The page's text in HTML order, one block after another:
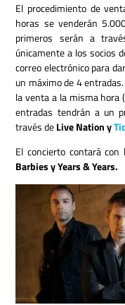
El procedimiento de
horas se venderán
primeros serán a
únicamente a los socios
correo electrónico para
un máximo de 4
la venta a la misma hora
entradas tendrán a un
través deLive Nation y
El concierto contará
Barbies y Years & Years.